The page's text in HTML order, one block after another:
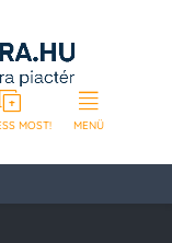
MOST! MENÜ